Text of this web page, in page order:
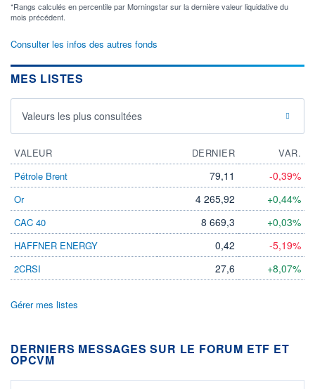
*Rangs calculés en percentile par Morningstar sur la dernière valeur liquidative du
mois précédent.
Consulter les infos des autres fonds
MES LISTES
Valeurs les plus consultées
VALEUR DERNIER
VAR.
Pétrole Brent
79,11 -0,39%
Or 4 265,92 +0,44%
CAC 40 8 669,3 +0,03%
HAFFNER ENERGY 0,42 -5,19%
2CRSI 27,6 +8,07%
Gérer mes listes
DERNIERS MESSAGES SUR LE FORUM ETF ET
OPCVM